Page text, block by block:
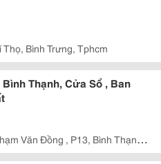
Thọ, Bình Trưng, Tphcm
Thạnh, Cửa Sổ , Ban
Văn Đồng , P13, Bình Thạnh ,